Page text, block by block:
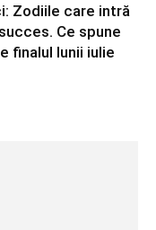
Zodiile care intră
Ce spune
finalul lunii iulie